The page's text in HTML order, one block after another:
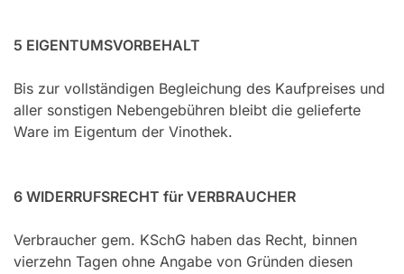
5 EIGENTUMSVORBEHALT
Bis zur vollständigen Begleichung des Kaufpreises und
aller sonstigen Nebengebühren bleibt die gelieferte
Ware im Eigentum der Vinothek.
6 WIDERRUFSRECHT für VERBRAUCHER
Verbraucher gem. KSchG haben das Recht, binnen
vierzehn Tagen ohne Angabe von Gründen diesen